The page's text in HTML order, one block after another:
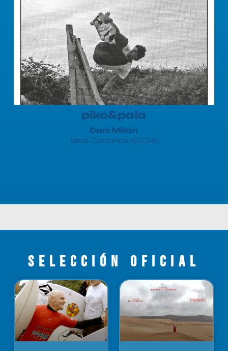
piko&pala
Dani Millán
Islas Canarias (2024)
Selección oficial